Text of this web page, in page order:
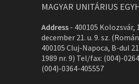
MAGYAR UNITÁRIUS
Address - 400105 Kolozsvár,
december 21. u. 9. sz.
400105 Cluj-Napoca, B-dul
1989 nr. 9) Tel/fax: (004)-
(004)-0364-405557